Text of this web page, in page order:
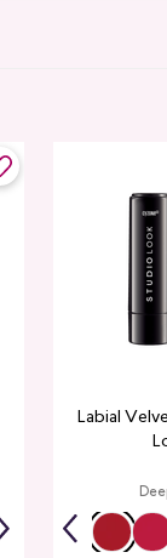
Labial